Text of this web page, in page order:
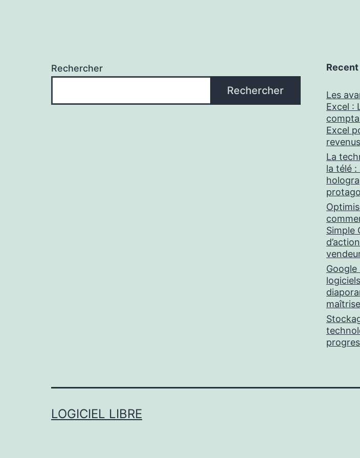
Rechercher
Rechercher
Les
Excel :
Excel
La
la télé
Simple
Google
LOGICIEL LIBRE